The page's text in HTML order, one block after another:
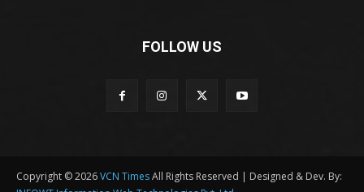
FOLLOW US
Copyright © 2026VCN TimesAll Rights Reserved | Designed & Dev. By: